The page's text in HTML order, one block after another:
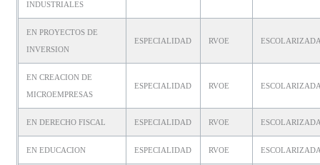
INDUSTRIALES
EN PROYECTOS DE
INVERSION
ESPECIALIDAD RVOE
EN CREACION DE
MICROEMPRESAS
ESPECIALIDAD RVOE
EN DERECHO FISCAL ESPECIALIDAD RVOE
EN EDUCACION ESPECIALIDAD RVOE